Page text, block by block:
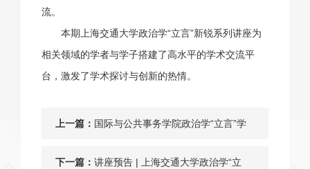
流。
本期上海交通大学政治学“立言”新锐系列讲座为
相关领域的学者与学子搭建了高水平的学术交流平
台，激发了学术探讨与创新的热情。
上一篇： 国际与公共事务学院政治学“立言”学
者学术讲座第二期顺利举行
下一篇： 讲座预告 | 上海交通大学政治学“立